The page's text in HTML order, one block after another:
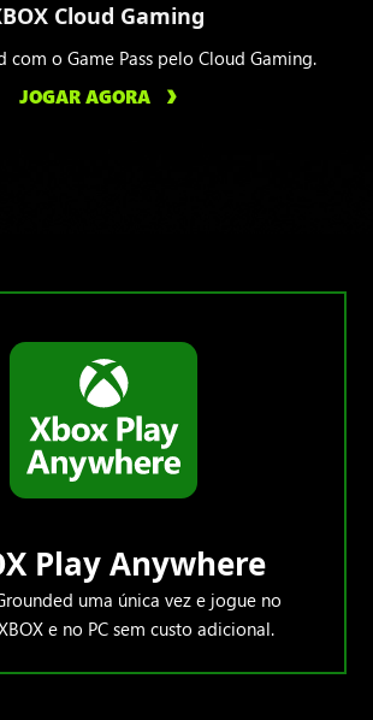
Cloud Gaming
com o Game Pass pelo Cloud Gaming.
JOGAR AGORA
Play Anywhere
uma única vez e jogue no
e no PC sem custo adicional.